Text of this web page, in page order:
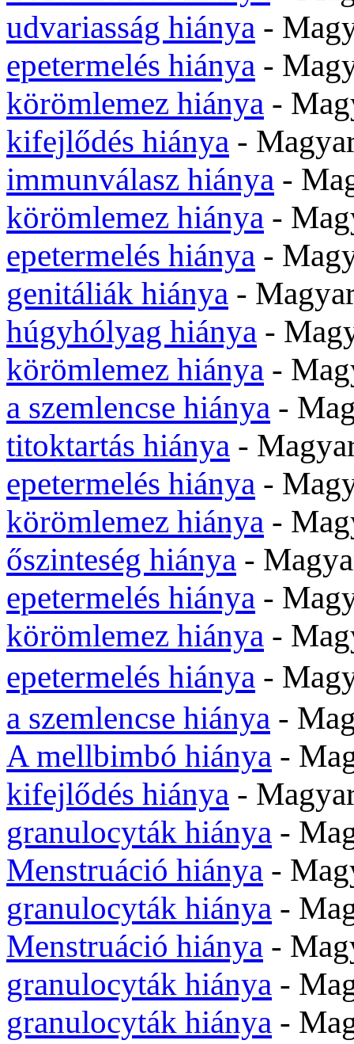
udvariasság hiánya -
epetermelés hiánya -
körömlemez hiánya -
kifejlődés hiánya -
immunválasz hiánya -
körömlemez hiánya -
epetermelés hiánya -
genitáliák hiánya -
húgyhólyag hiánya -
körömlemez hiánya -
a szemlencse hiánya -
titoktartás hiánya -
epetermelés hiánya -
körömlemez hiánya -
őszinteség hiánya -
epetermelés hiánya -
körömlemez hiánya -
epetermelés hiánya -
a szemlencse hiánya -
A mellbimbó hiánya -
kifejlődés hiánya -
granulocyták hiánya -
Menstruáció hiánya -
granulocyták hiánya -
Menstruáció hiánya -
granulocyták hiánya -
granulocyták hiánya -